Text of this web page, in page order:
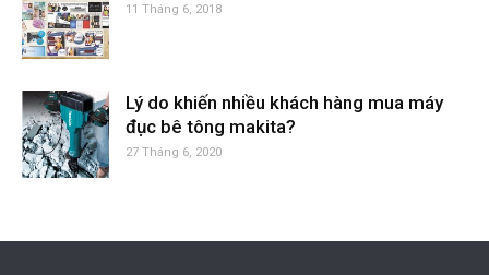
11 Tháng 6, 2018
Lý do khiến nhiều khách hàng mua máy
đục bê tông makita?
27 Tháng 6, 2020